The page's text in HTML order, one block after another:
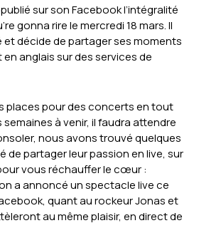
sur son Facebook l’intégralité
gonna rire le mercredi 18 mars. Il
décide de partager ses moments
en anglais sur des services de
places pour des concerts en tout
à venir, il faudra attendre
nous avons trouvé quelques
de partager leur passion en live, sur
vous réchauffer le cœur :
a annoncé un spectacle live ce
quant au rockeur Jonas et
au même plaisir, en direct de